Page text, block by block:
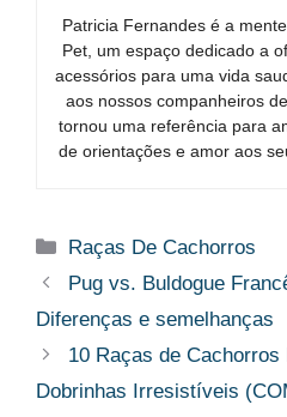
Patricia Fernandes é a
Pet, um espaço dedicado a
acessórios para uma vida
aos nossos companheiros
tornou uma referência para
de orientações e amor aos
Categorias
Raças De Cachorros
Pug vs. Buldogue
Diferenças e semelhanças
10 Raças de Cachorros
Dobrinhas Irresistíveis